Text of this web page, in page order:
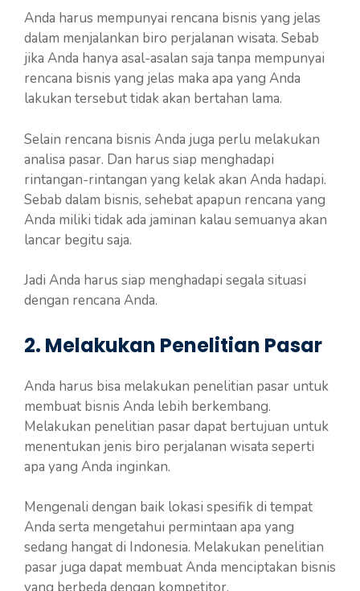
Anda harus mempunyai rencana bisnis yang jelas
dalam menjalankan biro perjalanan wisata. Sebab
jika Anda hanya asal-asalan saja tanpa mempunyai
rencana bisnis yang jelas maka apa yang Anda
lakukan tersebut tidak akan bertahan lama.
Selain rencana bisnis Anda juga perlu melakukan
analisa pasar. Dan harus siap menghadapi
rintangan-rintangan yang kelak akan Anda hadapi.
Sebab dalam bisnis, sehebat apapun rencana yang
Anda miliki tidak ada jaminan kalau semuanya akan
lancar begitu saja.
Jadi Anda harus siap menghadapi segala situasi
dengan rencana Anda.
2. Melakukan Penelitian Pasar
Anda harus bisa melakukan penelitian pasar untuk
membuat bisnis Anda lebih berkembang.
Melakukan penelitian pasar dapat bertujuan untuk
menentukan jenis biro perjalanan wisata seperti
apa yang Anda inginkan.
Mengenali dengan baik lokasi spesifik di tempat
Anda serta mengetahui permintaan apa yang
sedang hangat di Indonesia. Melakukan penelitian
pasar juga dapat membuat Anda menciptakan bisnis